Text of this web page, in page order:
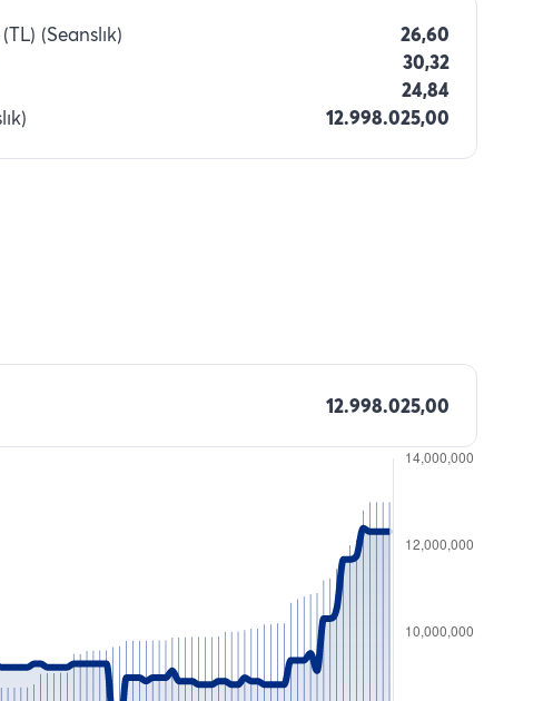
(Seanslık)
26,60
30,32
24,84
12.998.025,00
12.998.025,00